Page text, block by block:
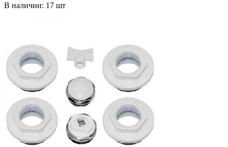
В наличии: 17 шт